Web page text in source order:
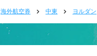
海外航空券 中東 ヨルダン